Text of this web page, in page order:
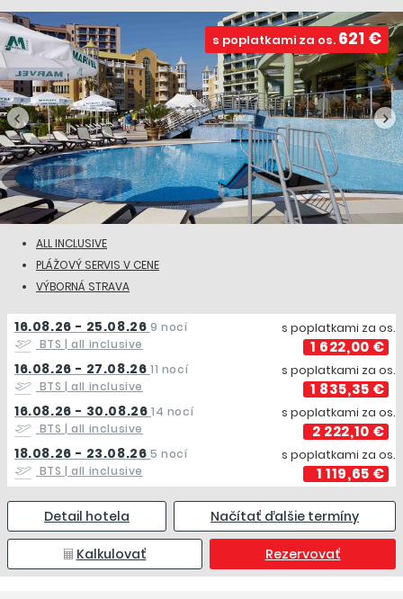
s poplatkami za os. 621 €
ALL INCLUSIVE
PLÁŽOVÝ SERVIS V CENE
VÝBORNÁ STRAVA
16.08.26 - 25.08.26 9 nocí
BTS| all inclusive
s poplatkami za os.
1 622,00 €
16.08.26 - 27.08.26 11 nocí
BTS| all inclusive
s poplatkami za os.
1 835,35 €
16.08.26 - 30.08.26 14 nocí
BTS| all inclusive
s poplatkami za os.
2 222,10 €
18.08.26 - 23.08.26 5 nocí
BTS| all inclusive
s poplatkami za os.
1 119,65 €
Detail hotela Načítať ďalšie termíny
Kalkulovať Rezervovať